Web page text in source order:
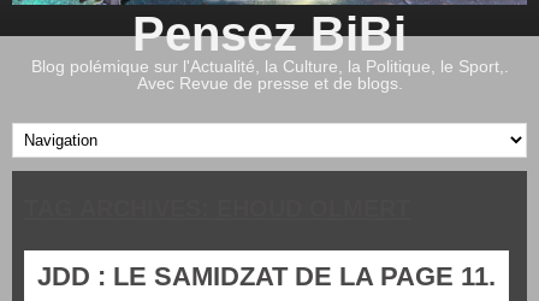
Pensez BiBi
Blog polémique sur l'Actualité, la Culture, la Politique, le Sport,.
Avec Revue de presse et de blogs.
JDD : LE SAMIDZAT DE LA PAGE 11.